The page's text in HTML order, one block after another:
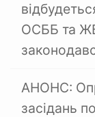
ОСББ та
АНОНС:
засідань